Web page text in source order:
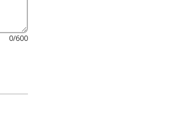
0/600